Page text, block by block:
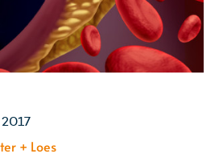
+ Loes